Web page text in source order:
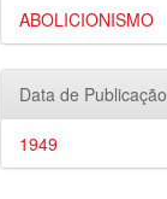
ABOLICIONISMO
Data de Publicação
1949